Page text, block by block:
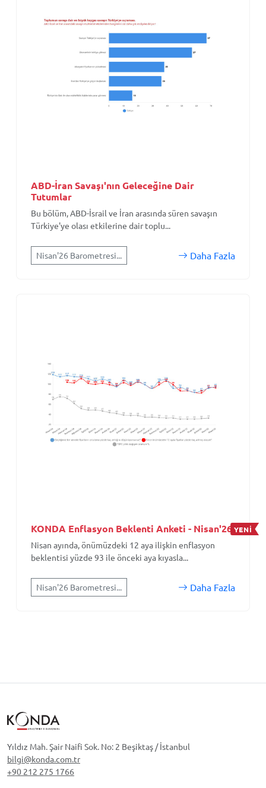
ABD-İran Savaşı'nın Geleceğine Dair
Tutumlar
Bu bölüm, ABD-İsrail ve İran arasında süren savaşın
Türkiye'ye olası etkilerine dair toplu...
Nisan'26 Barometresi... Daha Fazla
KONDA Enflasyon Beklenti Anketi - Nisan'26 YENİ
Nisan ayında, önümüzdeki 12 aya ilişkin enflasyon
beklentisi yüzde 93 ile önceki aya kıyasla...
Nisan'26 Barometresi... Daha Fazla
Yıldız Mah. Şair Naifi Sok. No: 2 Beşiktaş / İstanbul
bilgi@konda.com.tr
+90 212 275 1766